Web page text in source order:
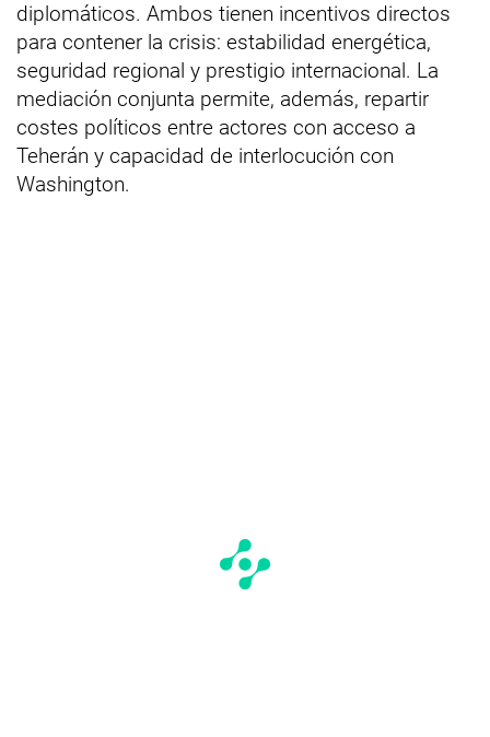
diplomáticos. Ambos tienen incentivos directos
para contener la crisis: estabilidad energética,
seguridad regional y prestigio internacional. La
mediación conjunta permite, además, repartir
costes políticos entre actores con acceso a
Teherán y capacidad de interlocución con
Washington.